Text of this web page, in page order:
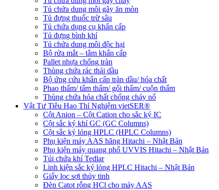
Tủ chứa dung môi gây ăn mòn
Tủ đựng thuốc trừ sâu
Tủ chứa dụng cụ khẩn cấp
Tủ đựng bình khí
Tủ chứa dung môi độc hại
Bộ rửa mắt – tắm khẩn cấp
Pallet nhựa chống tràn
Thùng chứa rác thải dầu
Bộ ứng cứu khẩn cấp tràn dầu/ hóa chất
Phao thấm/ tấm thấm/ gối thấm/ cuộn thấm
Thùng chứa hóa chất chống cháy nổ
Vật Tư Tiêu Hao Thí Nghiệm vietSER®
Cột Anion – Cột Cation cho sắc ký IC
Cột sắc ký khí GC (GC Columns)
Cột sắc ký lỏng HPLC (HPLC Columns)
Phụ kiện máy AAS hãng Hitachi – Nhật Bản
Phụ kiện máy quang phổ UVVIS Hitachi – Nhật Bản
Túi chứa khí Tedlar
Linh kiện sắc ký lỏng HPLC Hitachi – Nhật Bản
Giấy lọc sợi thủy tinh
Đèn Catot rỗng HCl cho máy AAS